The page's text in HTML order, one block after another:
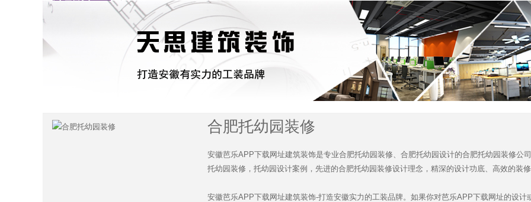
合肥托幼园装修
安徽芭乐APP下载网址建筑装饰是专业合肥托幼园装修、合肥托幼园设计的合肥托幼园装修公司
托幼园装修，托幼园设计案例，先进的合肥托幼园装修设计理念，精深的设计功底、高效的装修
安徽芭乐APP下载网址建筑装饰-打造安徽实力的工装品牌。如果你对芭乐APP下载网址的设